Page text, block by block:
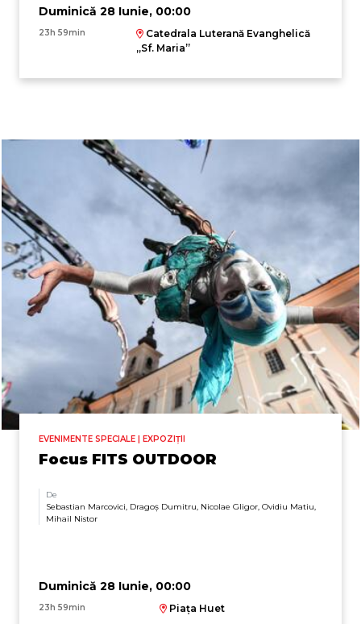
Duminică 28 Iunie, 00:00
23h 59min
Catedrala Luterană Evanghelică
,,Sf. Maria”
EVENIMENTE SPECIALE | EXPOZIȚII
Focus FITS OUTDOOR
De
Sebastian Marcovici, Dragoș Dumitru, Nicolae Gligor, Ovidiu Matiu,
Mihail Nistor
Duminică 28 Iunie, 00:00
23h 59min Piața Huet